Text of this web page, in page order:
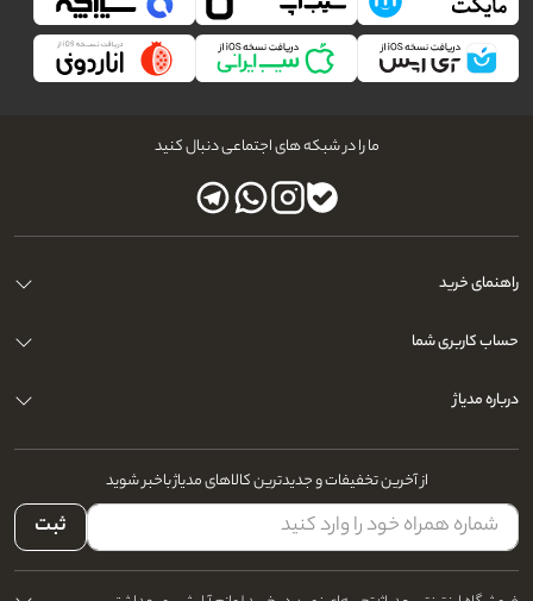
ما را در شبکه های اجتماعی دنبال کنید
راهنمای خرید
حساب کاربری شما
درباره مدیاژ
از آخرین تخفیفات و جدیدترین کالاهای مدیاژ باخبر شوید
ثبت